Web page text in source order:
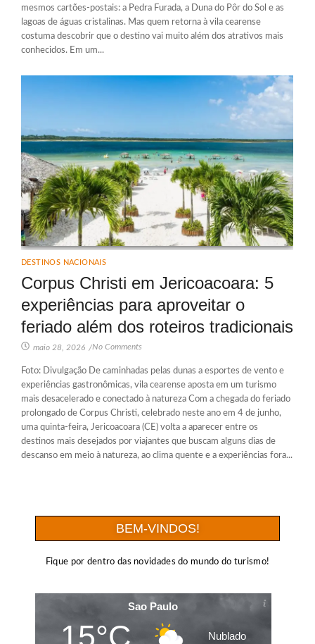
mesmos cartões-postais: a Pedra Furada, a Duna do Pôr do Sol e as
lagoas de águas cristalinas. Mas quem retorna à vila cearense
costuma descobrir que o destino vai muito além dos atrativos mais
conhecidos. Em um...
DESTINOS NACIONAIS
Corpus Christi em Jericoacoara: 5
experiências para aproveitar o
feriado além dos roteiros tradicionais
maio 28, 2026 /No Comments
Foto: Divulgação De caminhadas pelas dunas a esportes de vento e
experiências gastronômicas, vila cearense aposta em um turismo
mais desacelerado e conectado à natureza Com a chegada do feriado
prolongado de Corpus Christi, celebrado neste ano em 4 de junho,
uma quinta-feira, Jericoacoara (CE) volta a aparecer entre os
destinos mais desejados por viajantes que buscam alguns dias de
descanso em meio à natureza, ao clima quente e a experiências fora...
BEM-VINDOS!
Fique por dentro das novidades do mundo do turismo!
Sao Paulo
15°C Nublado